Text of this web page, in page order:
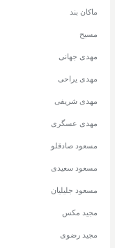
ماکان بند
مسیح
مهدی جهانی
مهدی یراحی
مهدی شریفی
مهدی عسگری
مسعود صادقلو
مسعود سعیدی
مسعود جلیلیان
مجید مکس
مجید رضوی